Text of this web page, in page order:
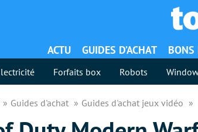
ACTU GUIDES D’ACHAT BONS
Forfaits box Robots
Guides d'achat Guides d'achat jeux vidéo